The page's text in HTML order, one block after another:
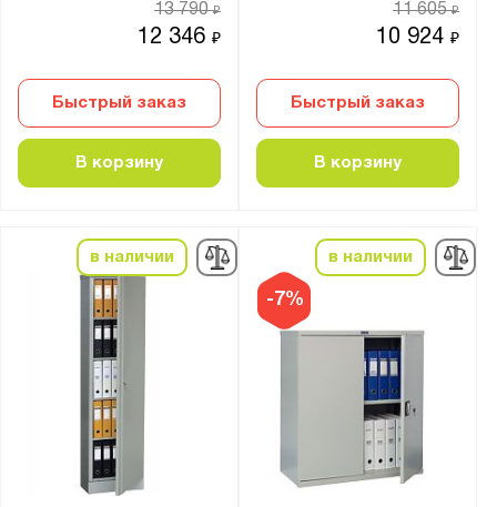
12 346₽
13 790₽
Быстрый заказ
В корзину
10 924₽
11 605₽
Быстрый заказ
В корзину
в наличии
-7%
в наличии